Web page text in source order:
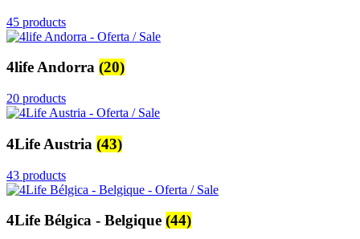
45 products
4life Andorra (20)
20 products
4Life Austria (43)
43 products
4Life Bélgica - Belgique (44)